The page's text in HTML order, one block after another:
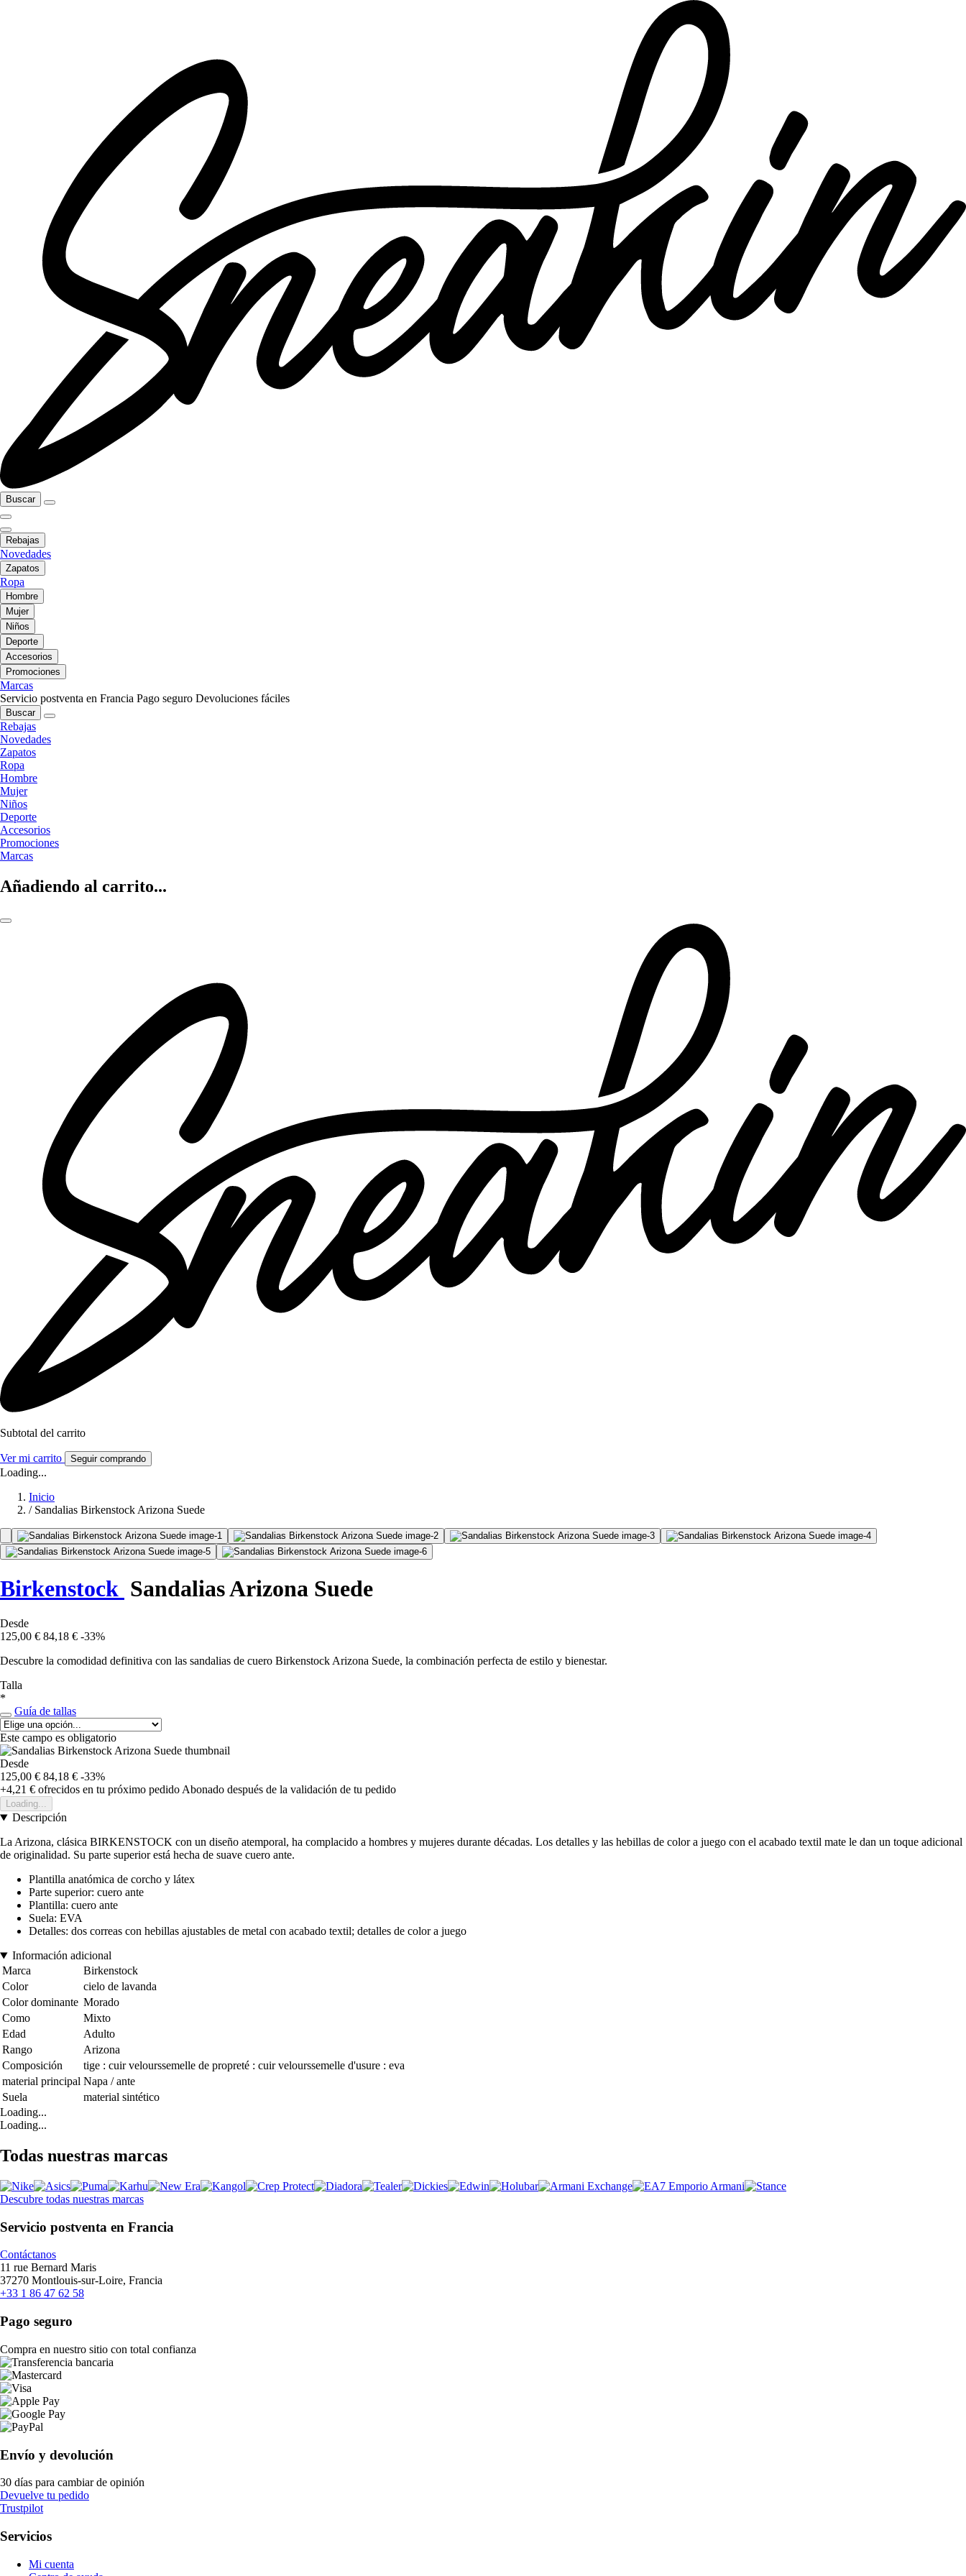
Buscar
Rebajas
Novedades
Zapatos
Ropa
Hombre
Mujer
Niños
Deporte
Accesorios
Promociones
Marcas
Servicio postventa en Francia Pago seguro Devoluciones fáciles
Buscar
Rebajas
Novedades
Zapatos
Ropa
Hombre
Mujer
Niños
Deporte
Accesorios
Promociones
Marcas
Añadiendo al carrito...
Subtotal del carrito
Ver mi carrito Seguir comprando
Loading...
Inicio
/ Sandalias Birkenstock Arizona Suede
Birkenstock Sandalias Arizona Suede
Desde
125,00 € 84,18 € -33%
Descubre la comodidad definitiva con las sandalias de cuero Birkenstock Arizona Suede, la combinación perfecta de estilo y bienestar.
Talla
*
Guía de tallas
Este campo es obligatorio
Desde
125,00 € 84,18 € -33%
+4,21 € ofrecidos en tu próximo pedido Abonado después de la validación de tu pedido
Loading...
Descripción
La Arizona, clásica BIRKENSTOCK con un diseño atemporal, ha complacido a hombres y mujeres durante décadas. Los detalles y las hebillas de color a juego con el acabado textil mate le dan un toque adicional
de originalidad. Su parte superior está hecha de suave cuero ante.
Plantilla anatómica de corcho y látex
Parte superior: cuero ante
Plantilla: cuero ante
Suela: EVA
Detalles: dos correas con hebillas ajustables de metal con acabado textil; detalles de color a juego
Información adicional
Marca
Birkenstock
Color
cielo de lavanda
Color dominante Morado
Como
Mixto
Edad
Adulto
Rango
Arizona
Composición
tige : cuir velourssemelle de propreté : cuir velourssemelle d'usure : eva
material principal Napa / ante
Suela
material sintético
Loading...
Loading...
Todas nuestras marcas
Descubre todas nuestras marcas
Servicio postventa en Francia
Contáctanos
11 rue Bernard Maris
37270 Montlouis-sur-Loire, Francia
+33 1 86 47 62 58
Pago seguro
Compra en nuestro sitio con total confianza
Envío y devolución
30 días para cambiar de opinión
Devuelve tu pedido
Trustpilot
Servicios
Mi cuenta